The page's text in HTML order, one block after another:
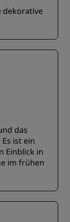
dekorative
das
ist ein
Einblick in
im frühen